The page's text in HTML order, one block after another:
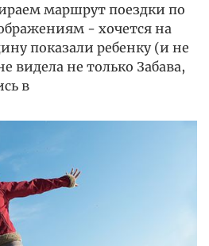
маршрут поездки по
- хочется на
показали ребенку (и не
видела не только Забава,
в